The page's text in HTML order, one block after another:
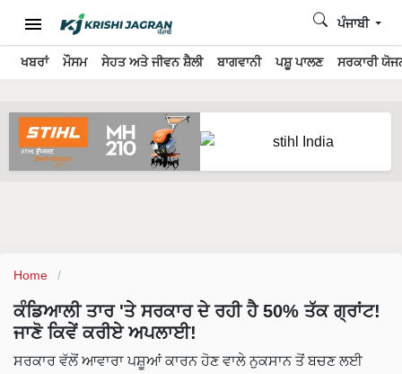
ਖਬਰਾਂ ਮੌਸਮ ਸੇਹਤ ਅਤੇ ਜੀਵਨ ਸ਼ੈਲੀ ਬਾਗਵਾਨੀ ਪਸ਼ੂ ਪਾਲਣ ਸਰਕਾਰੀ
ਪੰਜਾਬੀ
Home
ਕੰਡਿਆਲੀ ਤਾਰ 'ਤੇ ਸਰਕਾਰ ਦੇ ਰਹੀ ਹੈ 50% ਤੱਕ ਗ੍ਰਾਂਟ!
ਜਾਣੋ ਕਿਵੇਂ ਕਰੀਏ ਅਪਲਾਈ!
ਸਰਕਾਰ ਵੱਲੋਂ ਆਵਾਰਾ ਪਸ਼ੂਆਂ ਕਾਰਨ ਹੋਣ ਵਾਲੇ ਨੁਕਸਾਨ ਤੋਂ ਬਚਣ ਲਈ